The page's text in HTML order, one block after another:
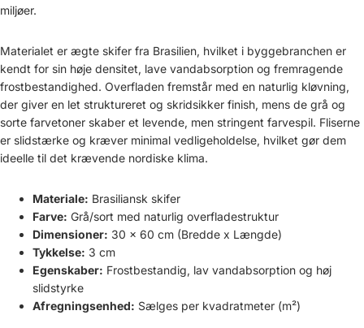
miljøer.
Materialet er ægte skifer fra Brasilien, hvilket i byggebranchen er
kendt for sin høje densitet, lave vandabsorption og fremragende
frostbestandighed. Overfladen fremstår med en naturlig kløvning,
der giver en let struktureret og skridsikker finish, mens de grå og
sorte farvetoner skaber et levende, men stringent farvespil. Fliserne
er slidstærke og kræver minimal vedligeholdelse, hvilket gør dem
ideelle til det krævende nordiske klima.
Materiale: Brasiliansk skifer
Farve: Grå/sort med naturlig overfladestruktur
Dimensioner: 30 x 60 cm (Bredde x Længde)
Tykkelse: 3 cm
Egenskaber: Frostbestandig, lav vandabsorption og høj
slidstyrke
Afregningsenhed: Sælges per kvadratmeter (m²)